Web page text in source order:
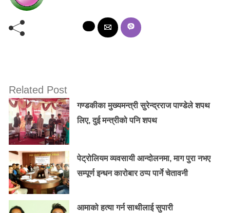
Related Post
गण्डकीका मुख्यमन्त्री सुरेन्द्रराज पाण्डेले शपथ
लिए, दुई मन्त्रीको पनि शपथ
पेट्रोलियम व्यवसायी आन्दोलनमा, माग पुरा नभए
सम्पूर्ण इन्धन कारोबार ठप्प पार्ने चेतावनी
आमाको हत्या गर्न साथीलाई सुपारी